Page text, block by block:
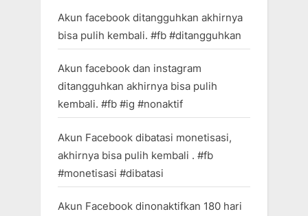
Akun facebook ditangguhkan akhirnya
bisa pulih kembali. #fb #ditangguhkan
Akun facebook dan instagram
ditangguhkan akhirnya bisa pulih
kembali. #fb #ig #nonaktif
Akun Facebook dibatasi monetisasi,
akhirnya bisa pulih kembali . #fb
#monetisasi #dibatasi
Akun Facebook dinonaktifkan 180 hari